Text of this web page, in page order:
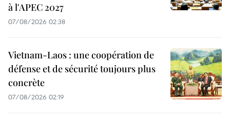
à l'APEC 2027
07/08/2026 02:38
Vietnam-Laos : une coopération de
défense et de sécurité toujours plus
concrète
07/08/2026 02:19